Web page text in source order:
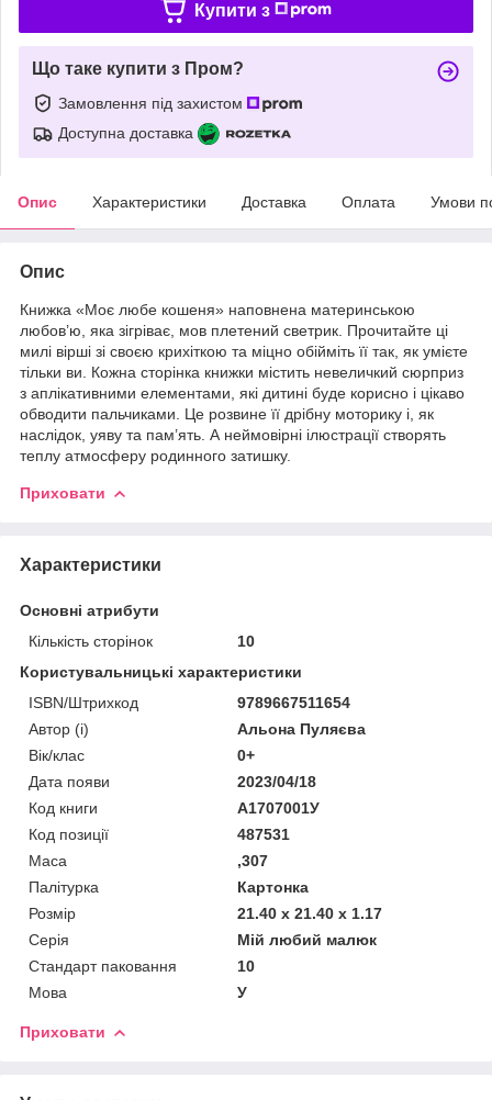
Купити з
Що таке купити з Пром?
Замовлення під захистом
Доступна доставка
Опис Характеристики Доставка Оплата Умови
Опис
Книжка «Моє любе кошеня» наповнена материнською
любов’ю, яка зігріває, мов плетений светрик. Прочитайте ці
милі вірші зі своєю крихіткою та міцно обійміть її так, як умієте
тільки ви. Кожна сторінка книжки містить невеличкий сюрприз
з аплікативними елементами, які дитині буде корисно і цікаво
обводити пальчиками. Це розвине її дрібну моторику і, як
наслідок, уяву та пам’ять. А неймовірні ілюстрації створять
теплу атмосферу родинного затишку.
Приховати
Характеристики
Основні атрибути
Кількість сторінок
10
Користувальницькі характеристики
ISBN/Штрихкод
9789667511654
Автор (і)
Альона Пуляєва
Вік/клас
0+
Дата появи
2023/04/18
Код книги
А1707001У
Код позиції
487531
Маса
,307
Палітурка
Картонка
Розмір
21.40 x 21.40 x 1.17
Серія
Мій любий малюк
Стандарт паковання
10
Мова
У
Приховати